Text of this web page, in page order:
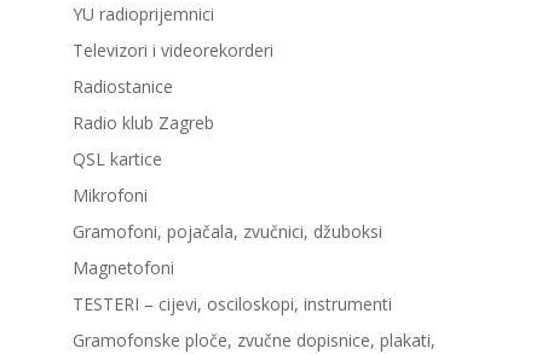
YU radioprijemnici
Televizori i videorekorderi
Radiostanice
Radio klub Zagreb
QSL kartice
Mikrofoni
Gramofoni, pojačala, zvučnici, džuboksi
Magnetofoni
TESTERI – cijevi, osciloskopi, instrumenti
Gramofonske ploče, zvučne dopisnice, plakati,